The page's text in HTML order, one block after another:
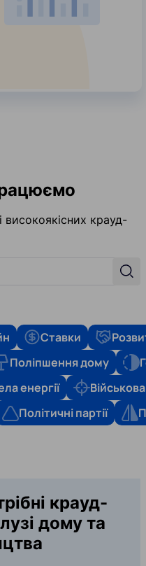
крауд-
Ставки
Поліпшення дому
енергії
Політичні партії
крауд-
дому та